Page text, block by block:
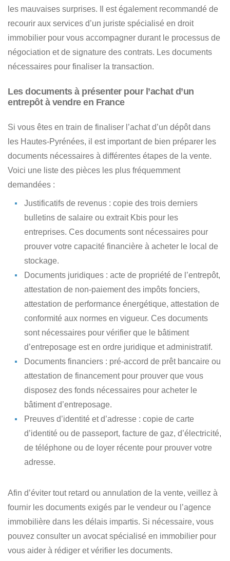
les mauvaises surprises. Il est également recommandé de
recourir aux services d’un juriste spécialisé en droit
immobilier pour vous accompagner durant le processus de
négociation et de signature des contrats. Les documents
nécessaires pour finaliser la transaction.
Les documents à présenter pour l’achat d’un
entrepôt à vendre en France
Si vous êtes en train de finaliser l’achat d’un dépôt dans
les Hautes-Pyrénées, il est important de bien préparer les
documents nécessaires à différentes étapes de la vente.
Voici une liste des pièces les plus fréquemment
demandées :
Justificatifs de revenus : copie des trois derniers
bulletins de salaire ou extrait Kbis pour les
entreprises. Ces documents sont nécessaires pour
prouver votre capacité financière à acheter le local de
stockage.
Documents juridiques : acte de propriété de l’entrepôt,
attestation de non-paiement des impôts fonciers,
attestation de performance énergétique, attestation de
conformité aux normes en vigueur. Ces documents
sont nécessaires pour vérifier que le bâtiment
d’entreposage est en ordre juridique et administratif.
Documents financiers : pré-accord de prêt bancaire ou
attestation de financement pour prouver que vous
disposez des fonds nécessaires pour acheter le
bâtiment d’entreposage.
Preuves d’identité et d’adresse : copie de carte
d’identité ou de passeport, facture de gaz, d’électricité,
de téléphone ou de loyer récente pour prouver votre
adresse.
Afin d’éviter tout retard ou annulation de la vente, veillez à
fournir les documents exigés par le vendeur ou l’agence
immobilière dans les délais impartis. Si nécessaire, vous
pouvez consulter un avocat spécialisé en immobilier pour
vous aider à rédiger et vérifier les documents.